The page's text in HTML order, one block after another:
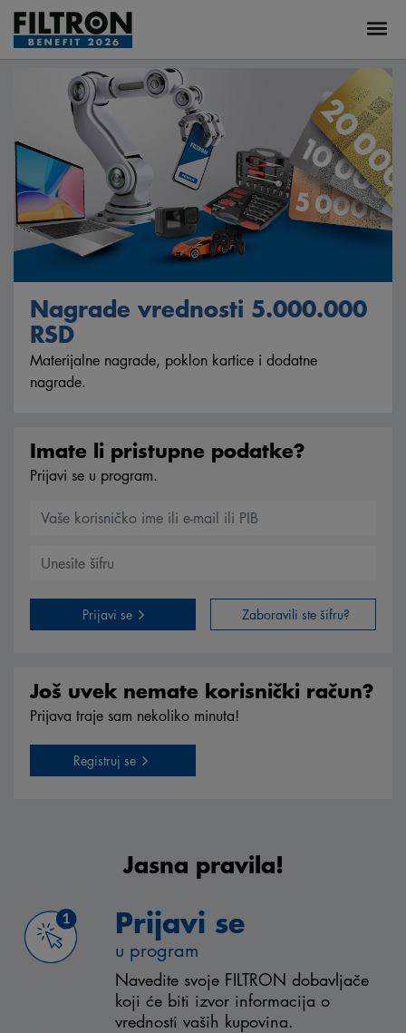
Nagrade vrednosti 5.000.000
RSD
Materijalne nagrade, poklon kartice i dodatne
nagrade.
Imate li pristupne podatke?
Prijavi se u program.
Prijavi se Zaboravili ste šifru?
Još uvek nemate korisnički račun?
Prijava traje sam nekoliko minuta!
Registruj se
Jasna pravila!
Prijavi se
u program
Navedite svoje FILTRON dobavljače
koji će biti izvor informacija o
vrednosti vaših kupovina.